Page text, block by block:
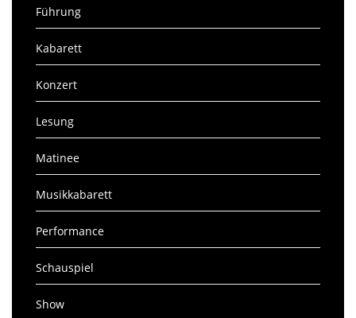
Führung
Kabarett
Konzert
Lesung
Matinee
Musikkabarett
Performance
Schauspiel
Show